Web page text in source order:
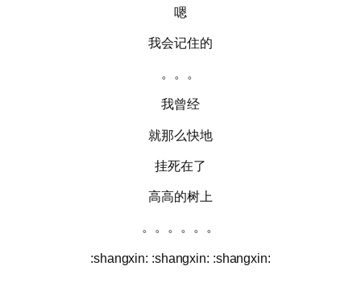
嗯
我会记住的
。。。
我曾经
就那么快地
挂死在了
高高的树上
。。。。。。
:shangxin: :shangxin: :shangxin: